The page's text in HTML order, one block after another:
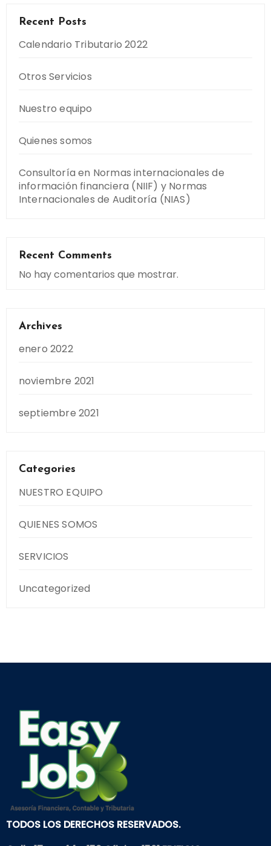
Recent Posts
Calendario Tributario 2022
Otros Servicios
Nuestro equipo
Quienes somos
Consultoría en Normas internacionales de
información financiera (NIIF) y Normas
Internacionales de Auditoría (NIAS)
Recent Comments
No hay comentarios que mostrar.
Archives
enero 2022
noviembre 2021
septiembre 2021
Categories
NUESTRO EQUIPO
QUIENES SOMOS
SERVICIOS
Uncategorized
TODOS LOS DERECHOS RESERVADOS.